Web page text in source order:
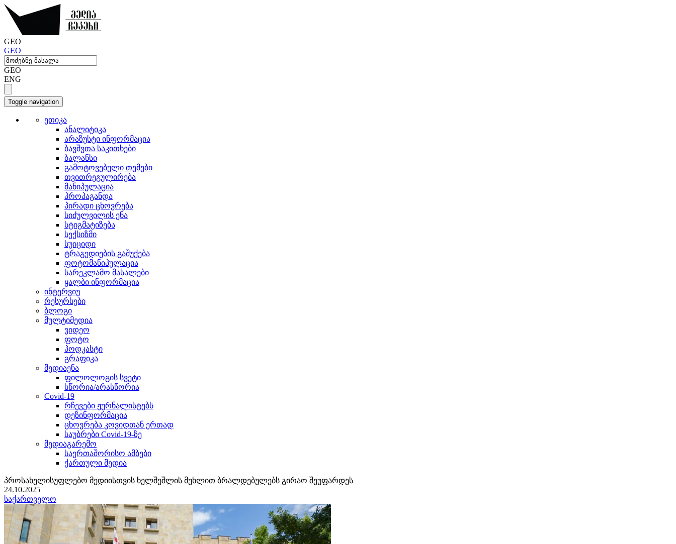
GEO
GEO
GEO
ENG
Toggle navigation
ეთიკა
ანალიტიკა
არაზუსტი ინფორმაცია
ბავშვთა საკითხები
ბალანსი
გამოტოვებული თემები
თვითრეგულირება
მანიპულაცია
პროპაგანდა
პირადი ცხოვრება
სიძულვილის ენა
სტიგმატიზება
სექსიზმი
სუიციდი
ტრაგედიების გაშუქება
ფოტომანიპულაცია
სარეკლამო მასალები
ყალბი ინფორმაცია
ინტერვიუ
რესურსები
ბლოგი
მულტიმედია
ვიდეო
ფოტო
პოდკასტი
გრაფიკა
მედიაენა
ფილოლოგის სვეტი
სწორია/არასწორია
Covid-19
რჩევები ჟურნალისტებს
დეზინფორმაცია
ცხოვრება კოვიდთან ერთად
საუბრები Covid-19-ზე
მედიაგარემო
საერთაშორისო ამბები
ქართული მედია
პროსახელისუფლებო მედიისთვის ხელშეშლის მუხლით ბრალდებულებს გირაო შეუფარდეს
24.10.2025
საქართველო